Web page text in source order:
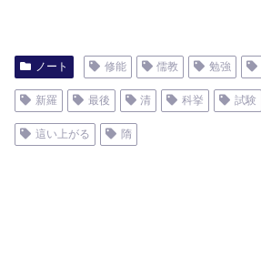
ノート 修能 儒教 勉強
新羅 最後 清 科挙 試験
這い上がる 隋